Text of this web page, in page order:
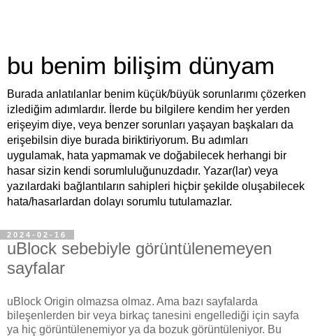
bu benim bilişim dünyam
Burada anlatılanlar benim küçük/büyük sorunlarımı çözerken
izlediğim adımlardır. İlerde bu bilgilere kendim her yerden
erişeyim diye, veya benzer sorunları yaşayan başkaları da
erişebilsin diye burada biriktiriyorum. Bu adımları
uygulamak, hata yapmamak ve doğabilecek herhangi bir
hasar sizin kendi sorumluluğunuzdadır. Yazar(lar) veya
yazılardaki bağlantıların sahipleri hiçbir şekilde oluşabilecek
hata/hasarlardan dolayı sorumlu tutulamazlar.
2024-02-16
uBlock sebebiyle görüntülenemeyen
sayfalar
uBlock Origin olmazsa olmaz. Ama bazı sayfalarda
bileşenlerden bir veya birkaç tanesini engellediği için sayfa
ya hiç görüntülenemiyor ya da bozuk görüntüleniyor. Bu